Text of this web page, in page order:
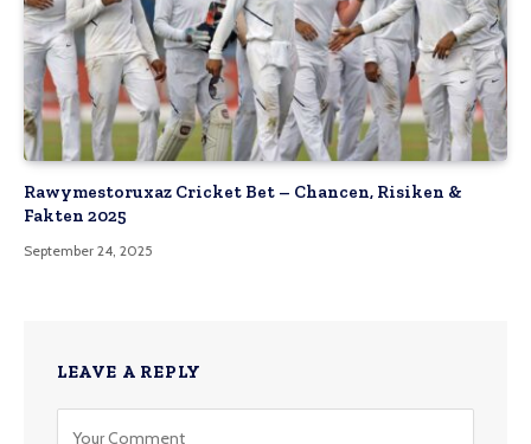
Rawymestoruxaz Cricket Bet – Chancen, Risiken &
Fakten 2025
September 24, 2025
LEAVE A REPLY